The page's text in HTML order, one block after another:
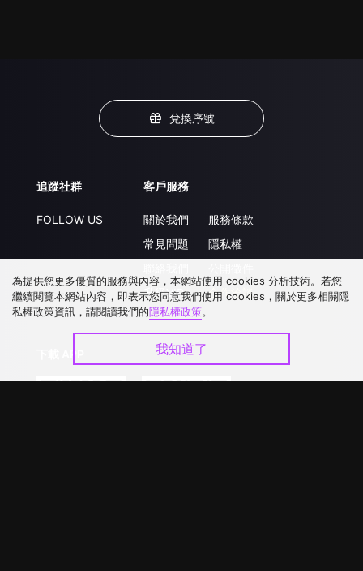
兌換序號
追蹤社群
FOLLOW US
客戶服務
關於我們
常見問題
升級VIP
服務條款
隱私權
合作洽談
為提供您更多優質的服務與內容，本網站使用 cookies 分析技術。若您
繼續閱覽本網站內容，即表示您同意我們使用 cookies，關於更多相關隱
私權政策資訊，請閱讀我們的隱私權政策。
我知道了